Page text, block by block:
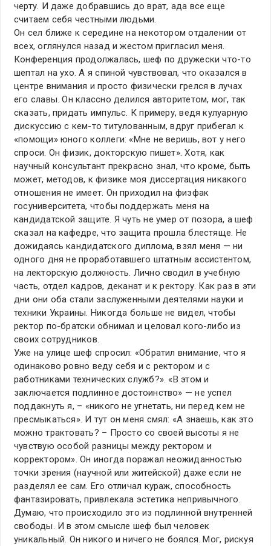
черту. И даже добравшись до врат, ада все еще
считаем себя честными людьми.
Он сел ближе к середине на некотором отдалении от
всех, оглянулся назад и жестом пригласил меня.
Конференция продолжалась, шеф по дружески что-то
шептал на ухо. А я спиной чувствовал, что оказался в
центре внимания и просто физически грелся в лучах
его славы. Он классно делился авторитетом, мог, так
сказать, придать импульс. К примеру, ведя кулуарную
дискуссию с кем-то титулованным, вдруг прибегал к
«помощи» юного коллеги: «Мне не веришь, вот у него
спроси. Он физик, докторскую пишет». Хотя, как
научный консультант прекрасно знал, что кроме, быть
может, методов, к физике моя диссертация никакого
отношения не имеет. Он приходил на физфак
госуниверситета, чтобы поддержать меня на
кандидатской защите. Я чуть не умер от позора, а шеф
сказал на кафедре, что защита прошла блестяще. Не
дожидаясь кандидатского диплома, взял меня — ни
одного дня не проработавшего штатным ассистентом,
на лекторскую должность. Лично сводил в учебную
часть, отдел кадров, деканат и к ректору. Как раз в эти
дни они оба стали заслуженными деятелями науки и
техники Украины. Никогда больше не видел, чтобы
ректор по-братски обнимал и целовал кого-либо из
своих сотрудников.
Уже на улице шеф спросил: «Обратил внимание, что я
одинаково ровно веду себя и с ректором и с
работниками технических служб?». «В этом и
заключается подлинное достоинство» — не успел
поддакнуть я, – «никого не угнетать, ни перед кем не
пресмыкаться». И тут он меня смял: «А знаешь, как это
можно трактовать? – Просто со своей высоты я не
чувствую особой разницы между ректором и
корректором». Он иногда поражал неожиданностью
точки зрения (научной или житейской) даже если не
разделял ее сам. Его отличал кураж, способность
фантазировать, привлекала эстетика непривычного.
Думаю, что происходило это из подлинной внутренней
свободы. И в этом смысле шеф был человек
уникальный. Он никого и ничего не боялся. Мог, рискуя